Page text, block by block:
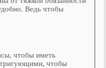
Ведь чтобы
чтобы иметь
чтобы